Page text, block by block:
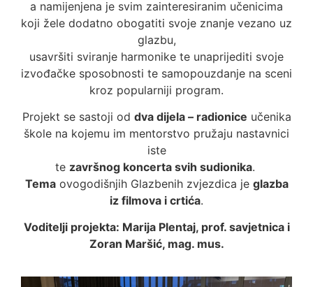
a namijenjena je svim zainteresiranim učenicima
koji žele dodatno obogatiti svoje znanje vezano uz
glazbu,
usavršiti sviranje harmonike te unaprijediti svoje
izvođačke sposobnosti te samopouzdanje na sceni
kroz popularniji program.
Projekt se sastoji od dva dijela – radionice učenika
škole na kojemu im mentorstvo pružaju nastavnici
iste
te završnog koncerta svih sudionika.
Temaovogodišnjih Glazbenih zvjezdica je glazba
iz filmova i crtića.
Voditelji projekta: Marija Plentaj, prof. savjetnica i
Zoran Maršić, mag. mus.